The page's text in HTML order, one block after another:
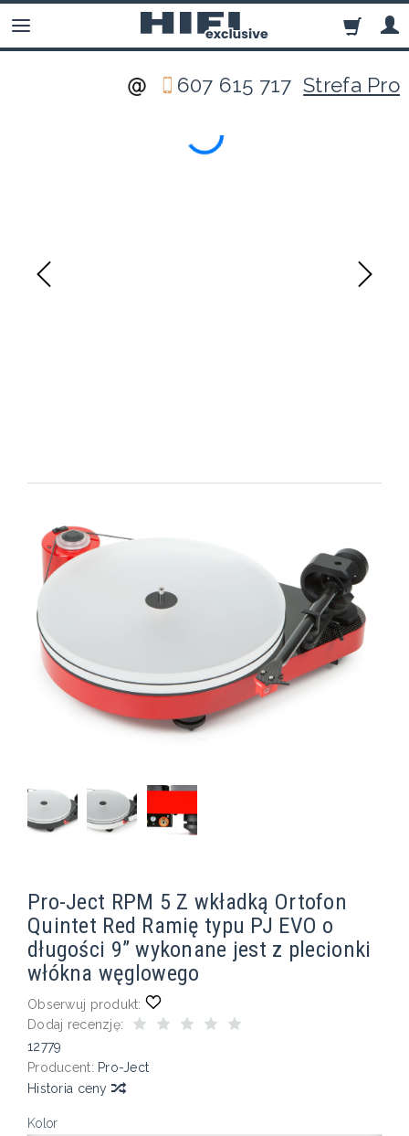
607 615 717Strefa Pro
Pro-Ject RPM 5 Z wkładką Ortofon
Quintet Red Ramię typu PJ EVO o
długości 9” wykonane jest z plecionki
włókna węglowego
Obserwuj produkt:
Dodaj recenzję:
12779
Producent: Pro-Ject
Historia ceny
Kolor